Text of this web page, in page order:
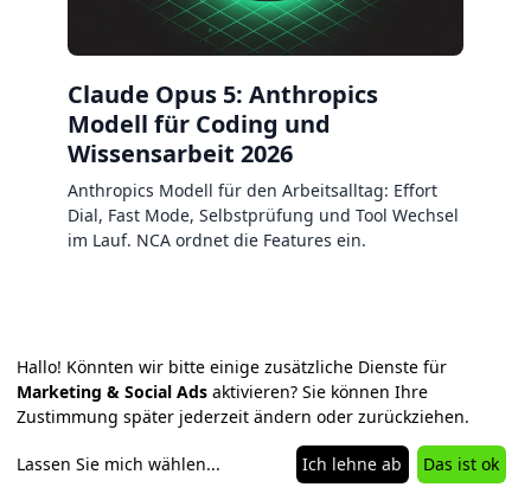
Claude Opus 5: Anthropics
Modell für Coding und
Wissensarbeit 2026
Anthropics Modell für den Arbeitsalltag: Effort
Dial, Fast Mode, Selbstprüfung und Tool Wechsel
im Lauf. NCA ordnet die Features ein.
Hallo! Könnten wir bitte einige zusätzliche Dienste für
Marketing & Social Ads aktivieren? Sie können Ihre
Zustimmung später jederzeit ändern oder zurückziehen.
Lassen Sie mich wählen... Ich lehne ab Das ist ok